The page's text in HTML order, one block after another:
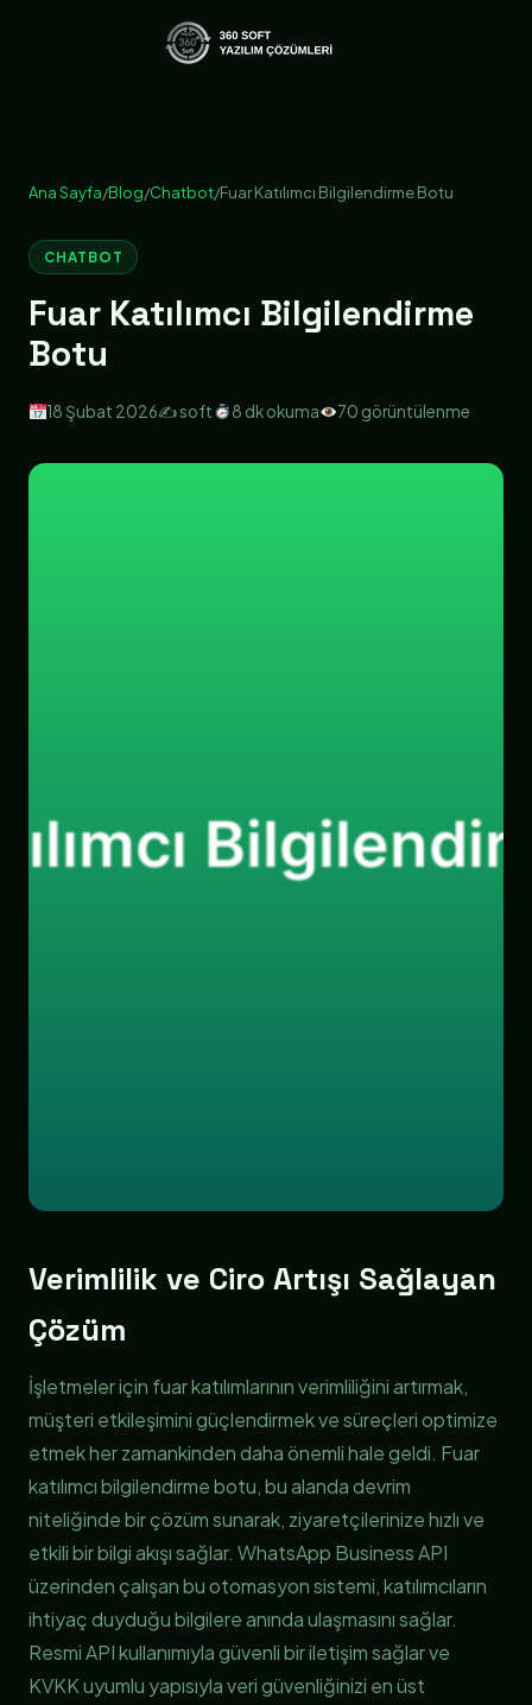
Ana Sayfa/Blog/Chatbot/Fuar Katılımcı Bilgilendirme Botu
CHATBOT
Fuar Katılımcı Bilgilendirme
Botu
18 Şubat 2026✍️ soft 8 dk okuma 70 görüntülenme
Verimlilik ve Ciro Artışı Sağlayan
Çözüm
İşletmeler için fuar katılımlarının verimliliğini artırmak,
müşteri etkileşimini güçlendirmek ve süreçleri optimize
etmek her zamankinden daha önemli hale geldi. Fuar
katılımcı bilgilendirme botu, bu alanda devrim
niteliğinde bir çözüm sunarak, ziyaretçilerinize hızlı ve
etkili bir bilgi akışı sağlar. WhatsApp Business API
üzerinden çalışan bu otomasyon sistemi, katılımcıların
ihtiyaç duyduğu bilgilere anında ulaşmasını sağlar.
Resmi API kullanımıyla güvenli bir iletişim sağlar ve
KVKK uyumlu yapısıyla veri güvenliğinizi en üst